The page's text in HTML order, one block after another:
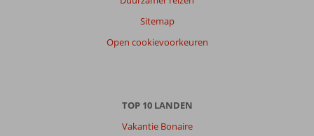
Sitemap
Open cookievoorkeuren
TOP 10 LANDEN
Vakantie Bonaire